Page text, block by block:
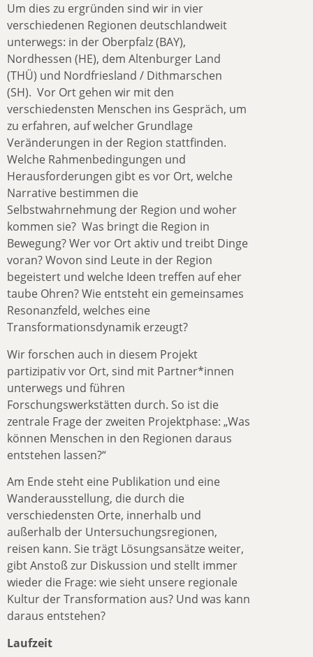
Um dies zu ergründen sind wir in vier
verschiedenen Regionen deutschlandweit
unterwegs: in der Oberpfalz (BAY),
Nordhessen (HE), dem Altenburger Land
(THÜ) und Nordfriesland / Dithmarschen
(SH). Vor Ort gehen wir mit den
verschiedensten Menschen ins Gespräch, um
zu erfahren, auf welcher Grundlage
Veränderungen in der Region stattfinden.
Welche Rahmenbedingungen und
Herausforderungen gibt es vor Ort, welche
Narrative bestimmen die
Selbstwahrnehmung der Region und woher
kommen sie? Was bringt die Region in
Bewegung? Wer vor Ort aktiv und treibt Dinge
voran? Wovon sind Leute in der Region
begeistert und welche Ideen treffen auf eher
taube Ohren? Wie entsteht ein gemeinsames
Resonanzfeld, welches eine
Transformationsdynamik erzeugt?
Wir forschen auch in diesem Projekt
partizipativ vor Ort, sind mit Partner*innen
unterwegs und führen
Forschungswerkstätten durch. So ist die
zentrale Frage der zweiten Projektphase: „Was
können Menschen in den Regionen daraus
entstehen lassen?“
Am Ende steht eine Publikation und eine
Wanderausstellung, die durch die
verschiedensten Orte, innerhalb und
außerhalb der Untersuchungsregionen,
reisen kann. Sie trägt Lösungsansätze weiter,
gibt Anstoß zur Diskussion und stellt immer
wieder die Frage: wie sieht unsere regionale
Kultur der Transformation aus? Und was kann
daraus entstehen?
Laufzeit